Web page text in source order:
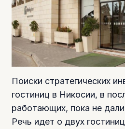
Поиски стратегических
гостиниц в Никосии, в
работающих, пока не дали
Речь идет о двух